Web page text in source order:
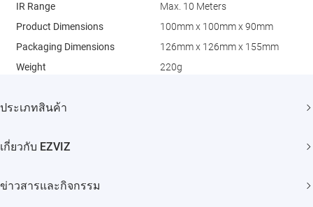
IR Range
Max. 10 Meters
Product Dimensions
100mm x 100mm x 90mm
Packaging Dimensions
126mm x 126mm x 155mm
Weight
220g
ประเภทสินค้า
เกี่ยวกับ EZVIZ
ข่าวสารและกิจกรรม